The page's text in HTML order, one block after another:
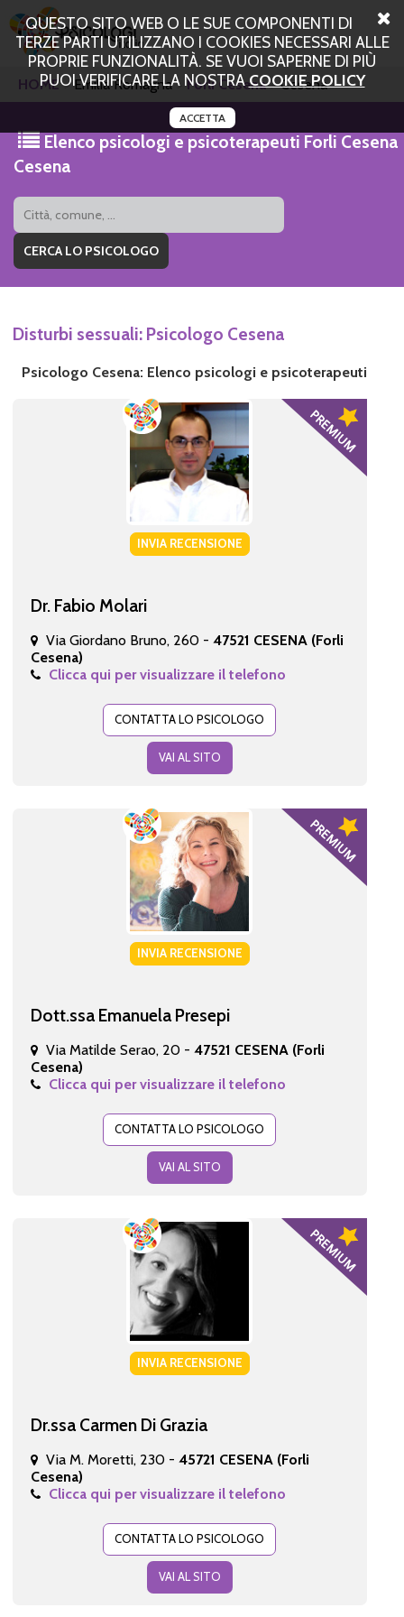
QUESTO SITO WEB O LE SUE COMPONENTI DI
TERZE PARTI UTILIZZANO I COOKIES NECESSARI ALLE
PROPRIE FUNZIONALITÀ. SE VUOI SAPERNE DI PIÙ
PUOI VERIFICARE LA NOSTRACOOKIE POLICY
ACCETTA
HOME Emilia Romagna Forli Cesena Cesena
Elenco psicologi e psicoterapeuti Forli Cesena
Cesena
Disturbi sessuali: Psicologo Cesena
Psicologo Cesena: Elenco psicologi e psicoterapeuti
INVIA RECENSIONE
Dr. Fabio Molari
Via Giordano Bruno, 260 - 47521 CESENA (Forli
Cesena)
Clicca qui per visualizzare il telefono
CONTATTA LO PSICOLOGO
VAI AL SITO
INVIA RECENSIONE
Dott.ssa Emanuela Presepi
Via Matilde Serao, 20 - 47521 CESENA (Forli
Cesena)
Clicca qui per visualizzare il telefono
CONTATTA LO PSICOLOGO
VAI AL SITO
INVIA RECENSIONE
Dr.ssa Carmen Di Grazia
Via M. Moretti, 230 - 45721 CESENA (Forli
Cesena)
Clicca qui per visualizzare il telefono
CONTATTA LO PSICOLOGO
VAI AL SITO